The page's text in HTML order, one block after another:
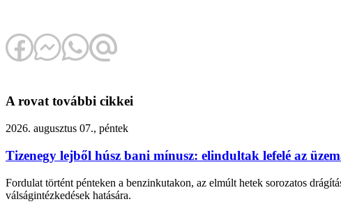
A rovat további cikkei
2026. augusztus 07., péntek
Tizenegy lejből húsz bani mínusz: elindultak lefelé az
Fordulat történt pénteken a benzinkutakon, az elmúlt hetek sorozatos
válságintézkedések hatására.